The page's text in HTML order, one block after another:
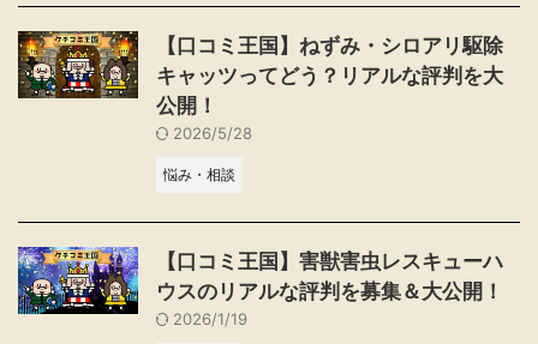
【口コミ王国】ねずみ・シロアリ駆除
キャッツってどう？リアルな評判を大
公開！
2026/5/28
悩み・相談
【口コミ王国】害獣害虫レスキューハ
ウスのリアルな評判を募集＆大公開！
2026/1/19